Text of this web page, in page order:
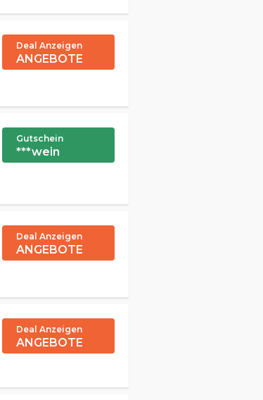
Deal Anzeigen
ANGEBOTE
Gutschein
***wein
Deal Anzeigen
ANGEBOTE
Deal Anzeigen
ANGEBOTE